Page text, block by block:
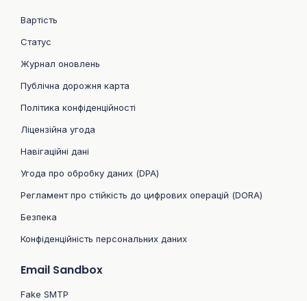
Вартість
Статус
Журнал оновлень
Публічна дорожня карта
Політика конфіденційності
Ліцензійна угода
Навігаційні дані
Угода про обробку даних (DPA)
Регламент про стійкість до цифрових операцій (DORA)
Безпека
Конфіденційність персональних даних
Email Sandbox
Fake SMTP